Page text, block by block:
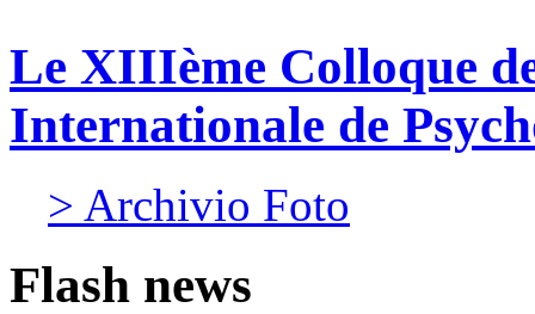
Le XIIIème Colloque
Internationale de
> Archivio Foto
Flash news